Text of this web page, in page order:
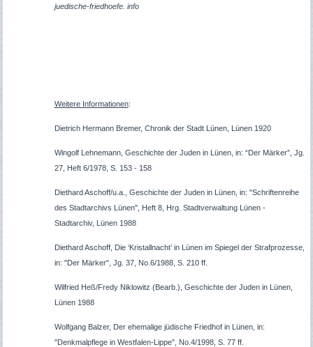
juedische-friedhoefe. info
Weitere Informationen:
Dietrich Hermann Bremer, Chronik der Stadt Lünen, Lünen 1920
Wingolf Lehnemann, Geschichte der Juden in Lünen, in: “Der Märker”, Jg.
27, Heft 6/1978, S. 153 - 158
Diethard Aschoff/u.a., Geschichte der Juden in Lünen, in: "Schriftenreihe
des Stadtarchivs Lünen", Heft 8, Hrg. Stadtverwaltung Lünen -
Stadtarchiv, Lünen 1988
Diethard Aschoff, Die ‘Kristallnacht’ in Lünen im Spiegel der Strafprozesse,
in: "Der Märker", Jg. 37, No.6/1988, S. 210 ff.
Wilfried Heß/Fredy Niklowitz (Bearb.), Geschichte der Juden in Lünen,
Lünen 1988
Wolfgang Balzer, Der ehemalige jüdische Friedhof in Lünen, in:
"Denkmalpflege in Westfalen-Lippe", No.4/1998, S. 77 ff.